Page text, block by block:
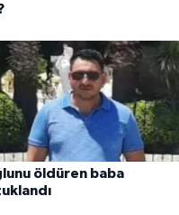
öldüren baba